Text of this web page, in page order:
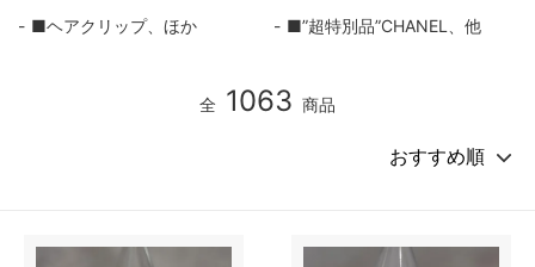
■ヘアクリップ、ほか ■”超特別品”CHANEL、他
全 1063 商品